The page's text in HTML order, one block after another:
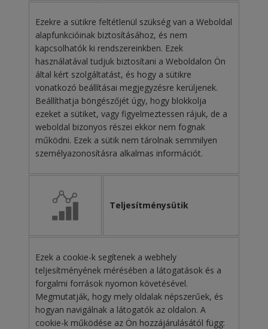
Ezekre a sütikre feltétlenül szükség van a Weboldal
alapfunkcióinak biztosításához, és nem
kapcsolhatók ki rendszereinkben. Ezek
használatával tudjuk biztosítani a Weboldalon Ön
által kért szolgáltatást, és hogy a sütikre
vonatkozó beállításai megjegyzésre kerüljenek.
Beállíthatja böngészőjét úgy, hogy blokkolja
ezeket a sütiket, vagy figyelmeztessen rájuk, de a
weboldal bizonyos részei ekkor nem fognak
működni. Ezek a sütik nem tárolnak semmilyen
személyazonosításra alkalmas információt.
Teljesítménysütik
Ezek a cookie-k segítenek a webhely
teljesítményének mérésében a látogatások és a
forgalmi források nyomon követésével.
Megmutatják, hogy mely oldalak népszerűek, és
hogyan navigálnak a látogatók az oldalon. A
cookie-k működése az Ön hozzájárulásától függ: